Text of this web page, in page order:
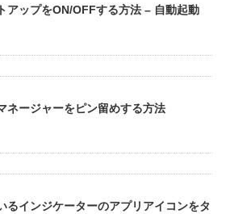
アップをON/OFFする方法 – 自動起動
ージャーをピン留めする方法
インジケーターのアプリアイコンをタ